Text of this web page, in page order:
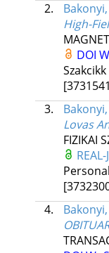
2.
High-
DOI
3.
Lovas
FIZIKAI
REAL-J
4.